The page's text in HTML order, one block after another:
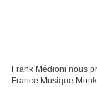
Frank Médioni nous
France Musique